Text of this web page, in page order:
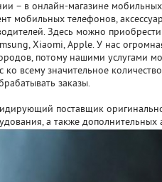
– в онлайн-магазине мобильных
мобильных телефонов,
Здесь можно
Xiaomi, Apple. У нас
потому нашими услугами
ко всему значительное
заказы.
поставщик
а также дополнительных